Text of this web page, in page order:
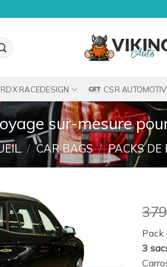
RDX RACEDESIGN CSR
sur-mesure
/ CAR BAGS / PACKS DE
Pack
3